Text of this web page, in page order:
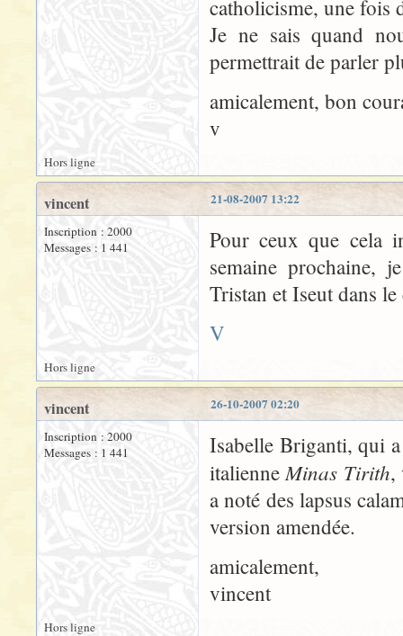
catholicisme, une fois
Je ne sais quand
permettrait de parler
amicalement, bon
v
Hors ligne
21-08-2007 13:22
vincent
Inscription : 2000
Messages : 1 441
Pour ceux que cela
semaine prochaine,
Tristan et Iseut dans
V
Hors ligne
26-10-2007 02:20
vincent
Inscription : 2000
Messages : 1 441
Isabelle Briganti, qui
italienneMinas Tirith,
a noté des lapsus
version amendée.
amicalement,
vincent
Hors ligne